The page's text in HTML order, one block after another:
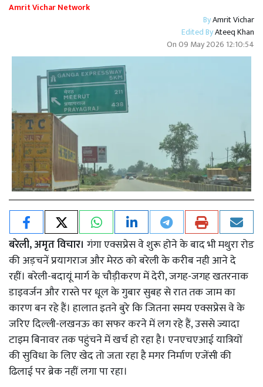
Amrit Vichar Network
ByAmrit Vichar
Edited ByAteeq Khan
On09 May 2026 12:10:54
बरेली, अमृत विचार। गंगा एक्सप्रेस वे शुरू होने के बाद भी मथुरा रोड
की अड़चनें प्रयागराज और मेरठ को बरेली के करीब नही आने दे
रहीं। बरेली-बदायूं मार्ग के चौड़ीकरण में देरी, जगह-जगह खतरनाक
डाइवर्जन और रास्ते पर धूल के गुबार सुबह से रात तक जाम का
कारण बन रहे हैं। हालात इतने बुरे कि जितना समय एक्सप्रेस वे के
जरिए दिल्ली-लखनऊ का सफर करने में लग रहे हैं, उससे ज्यादा
टाइम बिनावर तक पहुंचने में खर्च हो रहा है। एनएचएआई यात्रियों
की सुविधा के लिए खेद तो जता रहा है मगर निर्माण एजेंसी की
ढिलाई पर ब्रेक नहीं लगा पा रहा।